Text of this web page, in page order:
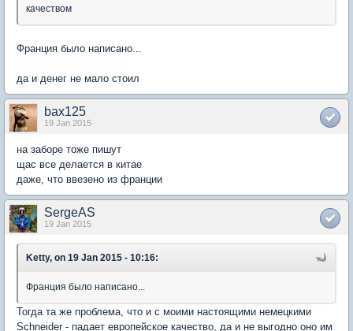
качеством
Франция было написано...
да и денег не мало стоил
bax125
19 Jan 2015
на заборе тоже пишут
щас все делается в китае
даже, что ввезено из франции
SergeAS
19 Jan 2015
Ketty, on 19 Jan 2015 - 10:16:
Франция было написано...
Тогда та же проблема, что и с моими настоящими немецкими
Schneider - падает европейское качество, да и не выгодно оно им